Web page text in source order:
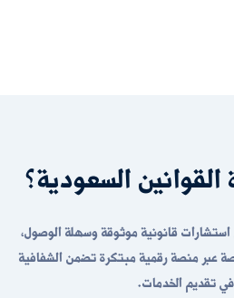
القوانين السعودية؟
قانونية موثوقة وسهلة الوصول،
عبر منصة رقمية مبتكرة تضمن الشفافية
تقديم الخدمات.